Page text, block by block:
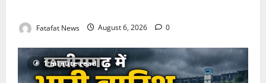
Fatafat News August 6, 2026 0
1 minute read